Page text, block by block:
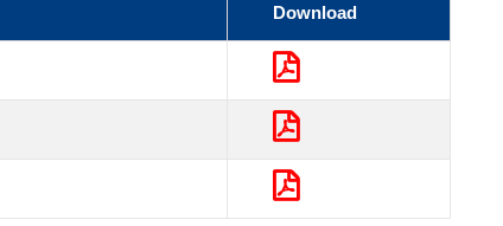
Download